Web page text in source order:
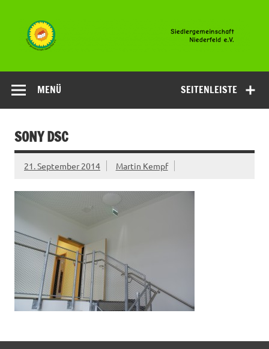
springen
Niederfeld
SEITENLEISTE
MENÜ
SONY DSC
21. September 2014 Martin Kempf